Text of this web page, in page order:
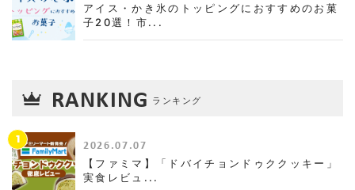
アイス・かき氷のトッピングにおすすめのお菓
子20選！市...
RANKING ランキング
1 2026.07.07
【ファミマ】「ドバイチョンドゥククッキー」
実食レビュ...